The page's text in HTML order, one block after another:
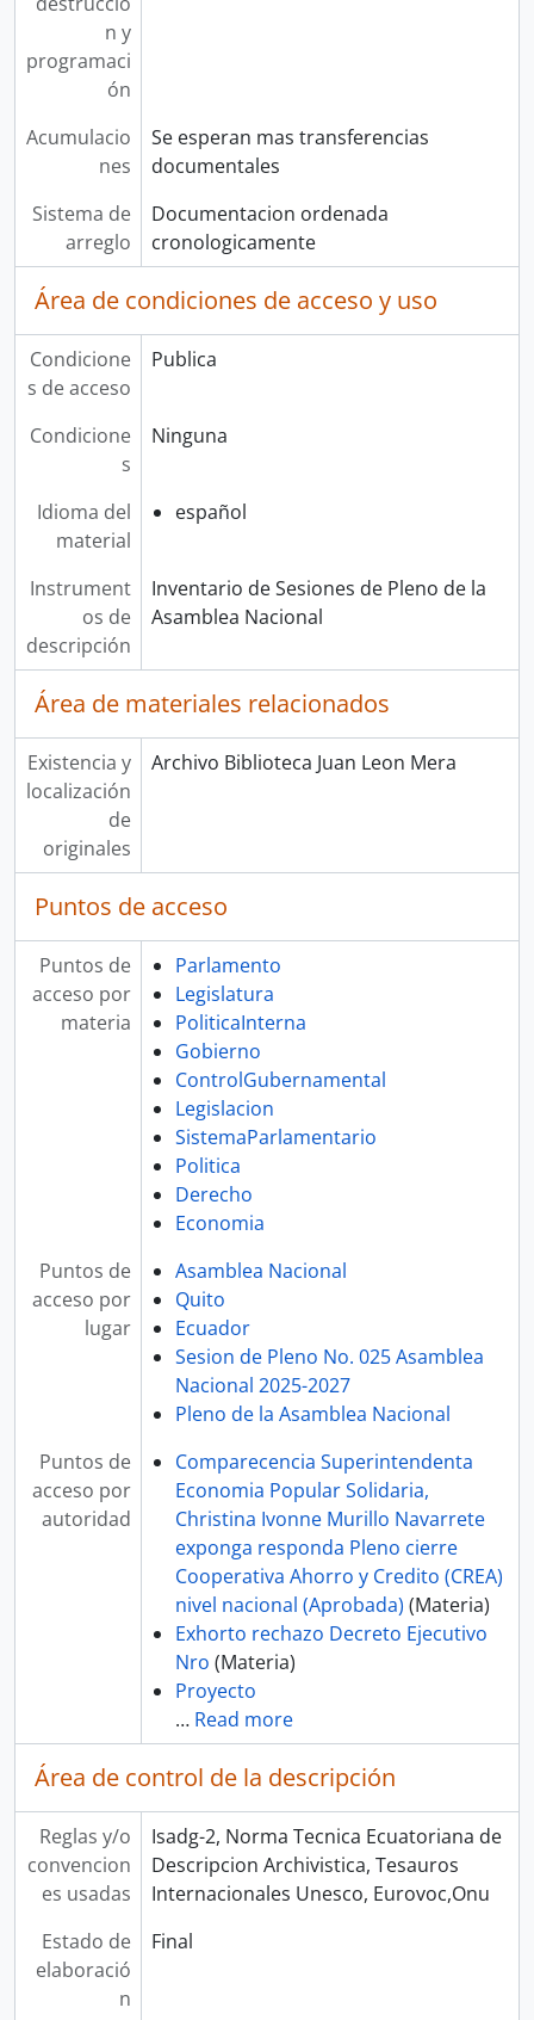
n y
programaci
ón
Acumulacio
nes
Se esperan mas transferencias
documentales
Sistema de
arreglo
Documentacion ordenada
cronologicamente
Área de condiciones de acceso y uso
Condicione
s de acceso
Publica
Condicione
s
Ninguna
Idioma del
material
español
Instrument
os de
descripción
Inventario de Sesiones de Pleno de la
Asamblea Nacional
Área de materiales relacionados
Existencia y
localización
de
originales
Archivo Biblioteca Juan Leon Mera
Puntos de acceso
Puntos de
acceso por
materia
Parlamento
Legislatura
PoliticaInterna
Gobierno
ControlGubernamental
Legislacion
SistemaParlamentario
Politica
Derecho
Economia
Puntos de
acceso por
lugar
Asamblea Nacional
Quito
Ecuador
Sesion de Pleno No. 025 Asamblea
Nacional 2025-2027
Pleno de la Asamblea Nacional
Puntos de
acceso por
autoridad
Comparecencia Superintendenta
Economia Popular Solidaria,
Christina Ivonne Murillo Navarrete
exponga responda Pleno cierre
Cooperativa Ahorro y Credito (CREA)
nivel nacional (Aprobada) (Materia)
Exhorto rechazo Decreto Ejecutivo
Nro (Materia)
Proyecto
… Read more
Área de control de la descripción
Reglas y/o
convencion
es usadas
Isadg-2, Norma Tecnica Ecuatoriana de
Descripcion Archivistica, Tesauros
Internacionales Unesco, Eurovoc,Onu
Estado de
elaboració
n
Final